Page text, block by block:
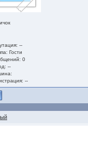
--
Гости
0
--
--